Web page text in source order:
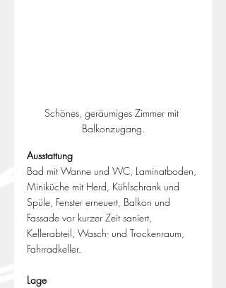
Schönes, geräumiges Zimmer mit
Balkonzugang.
Ausstattung
Bad mit Wanne und WC, Laminatboden,
Miniküche mit Herd, Kühlschrank und
Spüle, Fenster erneuert, Balkon und
Fassade vor kurzer Zeit saniert,
Kellerabteil, Wasch- und Trockenraum,
Fahrradkeller.
Lage